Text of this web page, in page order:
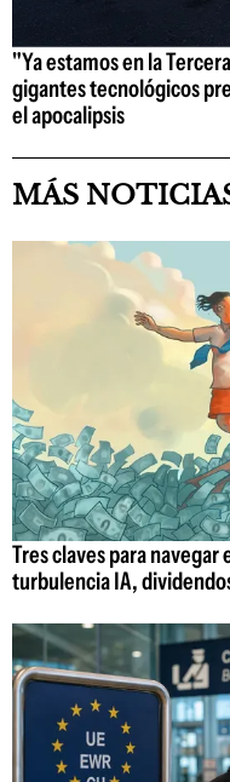
"Ya estamos en la
gigantes tecnológicos
el apocalipsis
MÁS
Tres claves para
turbulencia IA,